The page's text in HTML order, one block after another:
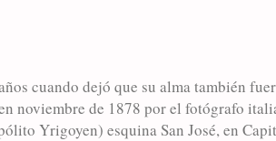
cuando dejó que su alma también
noviembre de 1878 por el fotógrafo
Yrigoyen) esquina San José, en